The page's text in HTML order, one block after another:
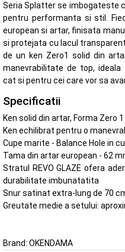
Seria Splatter se imbogateste
pentru performanta si stil.
european si artar, finisata
si protejata cu lacul
de un ken Zero1 solid din
manevrabilitate de top,
cat si pentru cei care vor sa
Specificatii
Ken solid din artar, Forma Zero 1
Ken echilibrat pentru o
Cupe marite - Balance Hole in
Tama din artar european - 62
Stratul REVO GLAZE ofera
durabilitate imbunatatita
Snur satinat extra-lung de 70
Greutate medie a setului:
Brand: OKENDAMA